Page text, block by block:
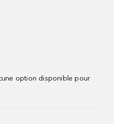
option disponible pour